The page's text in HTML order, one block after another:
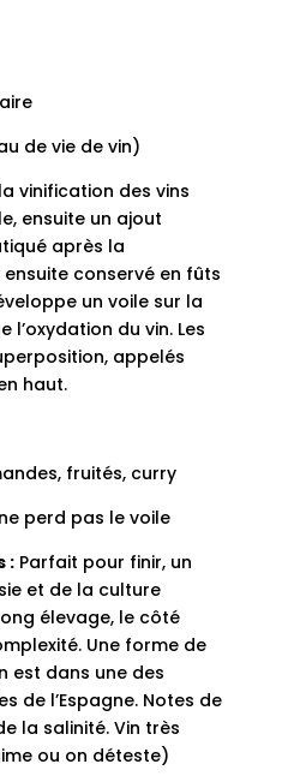
de vie de vin)
vinification des vins
ensuite un ajout
après la
conservé en fûts
un voile sur la
l’oxydation du vin. Les
appelés
haut.
fruités, curry
perd pas le voile
:Parfait pour finir, un
et de la culture
élevage, le côté
Une forme de
est dans une des
de l’Espagne. Notes de
la salinité. Vin très
ou on déteste)